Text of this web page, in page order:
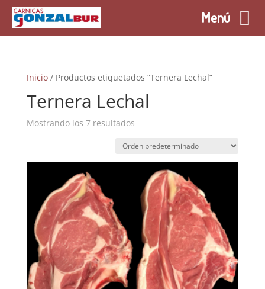
Inicio/ Productos etiquetados “Ternera Lechal”
Ternera Lechal
Mostrando los 7 resultados
Menú